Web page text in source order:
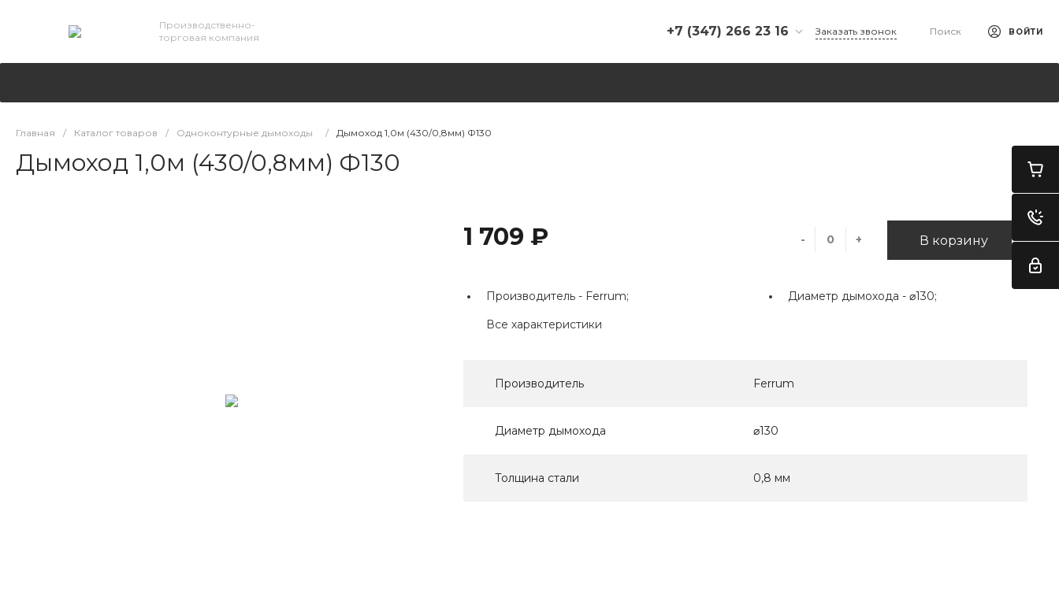
Производственно-
торговая компания
+7 (347) 266 23 16 Заказать звонок Поиск ВОЙТИ
Главная / Каталог товаров / Одноконтурные дымоходы / Дымоход 1,0м (430/0,8мм) Ф130
Дымоход 1,0м (430/0,8мм) Ф130
1 709 ₽ - + В корзину
Производитель - Ferrum; Диаметр дымохода - ⌀130;
Все характеристики
Производитель Ferrum
Диаметр дымохода ⌀130
Толщина стали 0,8 мм